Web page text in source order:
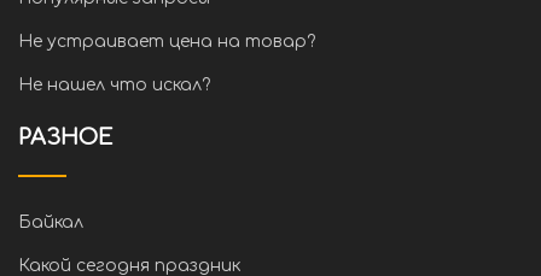
Не устраивает цена на товар?
Не нашел что искал?
РАЗНОЕ
Байкал
Какой сегодня праздник